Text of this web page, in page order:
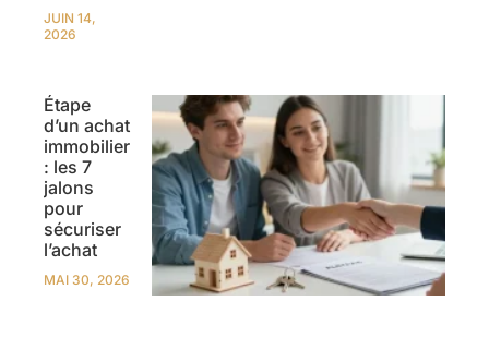
JUIN 14,
2026
Étape
d’un achat
immobilier
: les 7
jalons
pour
sécuriser
l’achat
MAI 30, 2026